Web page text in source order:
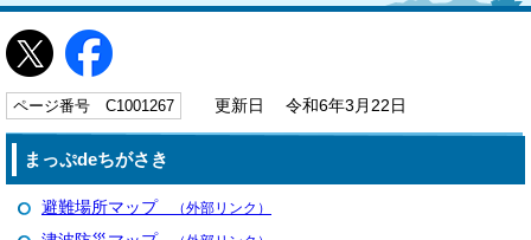
ページ番号 C1001267 更新日 令和6年3月22日
まっぷdeちがさき
避難場所マップ（外部リンク）